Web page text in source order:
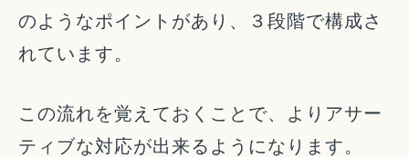
のようなポイントがあり、３段階で構成さ
れています。
この流れを覚えておくことで、よりアサー
ティブな対応が出来るようになります。